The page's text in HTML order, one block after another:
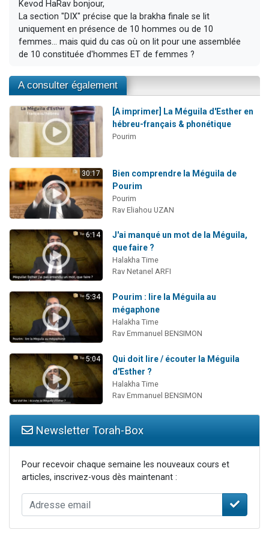
Kevod HaRav bonjour,
La section "DIX" précise que la brakha finale se lit
uniquement en présence de 10 hommes ou de 10
femmes... mais quid du cas où on lit pour une assemblée
de 10 constituée d'hommes ET de femmes ?
A consulter également
[A imprimer] La Méguila d'Esther en
hébreu-français & phonétique
Pourim
30:17
Bien comprendre la Méguila de
Pourim
Pourim
Rav Eliahou UZAN
6:14
J'ai manqué un mot de la Méguila,
que faire ?
Halakha Time
Rav Netanel ARFI
5:34
Pourim : lire la Méguila au
mégaphone
Halakha Time
Rav Emmanuel BENSIMON
5:04
Qui doit lire / écouter la Méguila
d'Esther ?
Halakha Time
Rav Emmanuel BENSIMON
Newsletter Torah-Box
Pour recevoir chaque semaine les nouveaux cours et
articles, inscrivez-vous dès maintenant :